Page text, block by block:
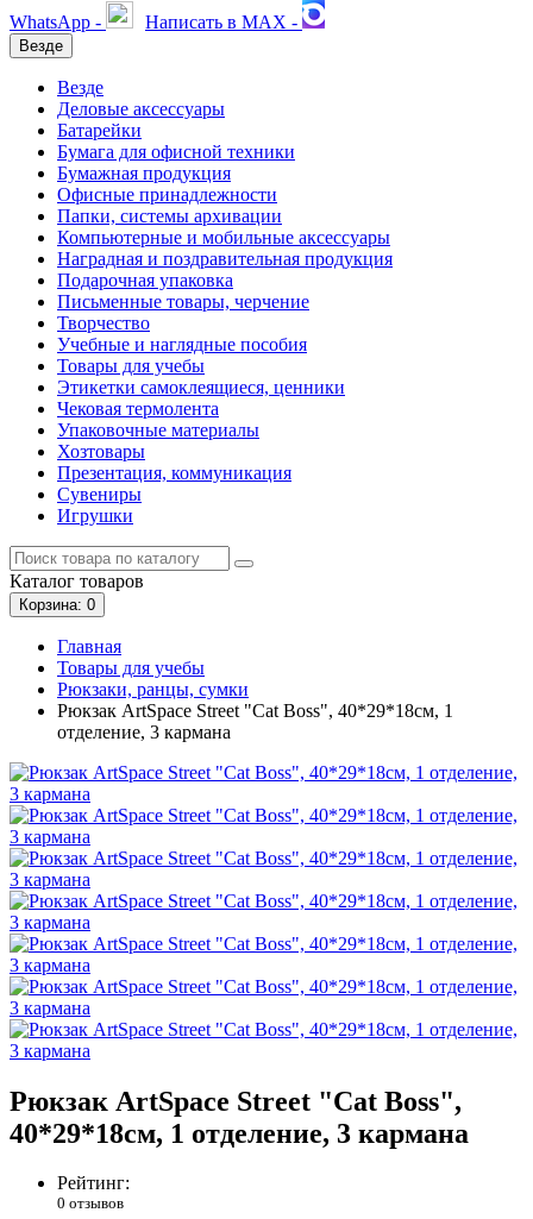
WhatsApp - Написать в MAX -
Везде
Везде
Деловые аксессуары
Батарейки
Бумага для офисной техники
Бумажная продукция
Офисные принадлежности
Папки, системы архивации
Компьютерные и мобильные аксессуары
Наградная и поздравительная продукция
Подарочная упаковка
Письменные товары, черчение
Творчество
Учебные и наглядные пособия
Товары для учебы
Этикетки самоклеящиеся, ценники
Чековая термолента
Упаковочные материалы
Хозтовары
Презентация, коммуникация
Сувениры
Игрушки
Каталог товаров
Корзина: 0
Главная
Товары для учебы
Рюкзаки, ранцы, сумки
Рюкзак ArtSpace Street "Cat Boss", 40*29*18см, 1
отделение, 3 кармана
Рюкзак ArtSpace Street "Cat Boss",
40*29*18см, 1 отделение, 3 кармана
Рейтинг:
0 отзывов